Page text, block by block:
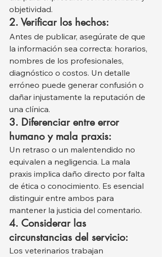
objetividad.
2. Verificar los hechos:
Antes de publicar, asegúrate de que
la información sea correcta: horarios,
nombres de los profesionales,
diagnóstico o costos. Un detalle
erróneo puede generar confusión o
dañar injustamente la reputación de
una clínica.
3. Diferenciar entre error
humano y mala praxis:
Un retraso o un malentendido no
equivalen a negligencia. La mala
praxis implica daño directo por falta
de ética o conocimiento. Es esencial
distinguir entre ambos para
mantener la justicia del comentario.
4. Considerar las
circunstancias del servicio:
Los veterinarios trabajan